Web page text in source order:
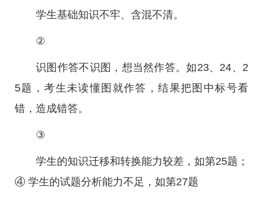
学生基础知识不牢、含混不清。
②
识图作答不识图，想当然作答。如23、24、2
5题，考生未读懂图就作答，结果把图中标号看
错，造成错答。
③
学生的知识迁移和转换能力较差，如第25题；
④ 学生的试题分析能力不足，如第27题